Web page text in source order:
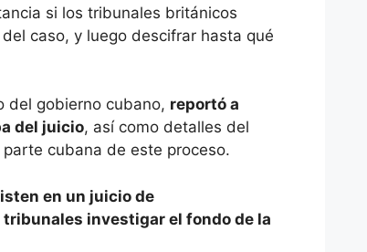
si los tribunales británicos
caso, y luego descifrar hasta qué
del gobierno cubano, reportó a
del juicio, así como detalles del
cubana de este proceso.
en un juicio de
investigar el fondo de la